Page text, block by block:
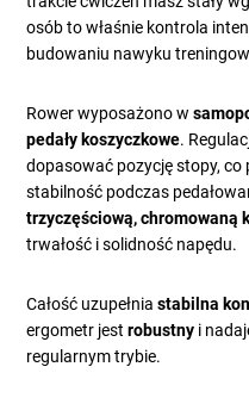
osób to właśnie kontrola
budowaniu nawyku
Rower wyposażono w
pedały koszyczkowe.
dopasować pozycję stopy, co
stabilność podczas
trzyczęściową, chromowaną
trwałość i solidność napędu.
Całość uzupełniastabilna
ergometr jestrobustny i
regularnym trybie.